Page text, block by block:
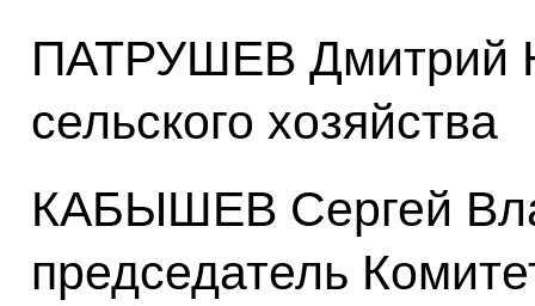
ПАТРУШЕВ Дмитрий
сельского хозяйства
КАБЫШЕВ Сергей
председатель